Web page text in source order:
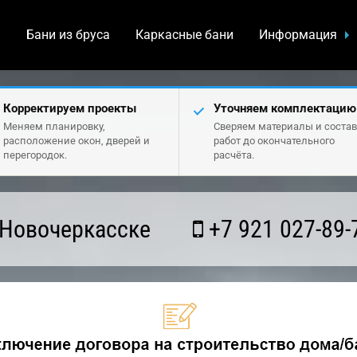
Бани из бруса Каркасные бани Информация
Корректируем проекты
Меняем планировку,
расположение окон, дверей и
перегородок.
Уточняем комплектацию
Сверяем материалы и состав
работ до окончательного
расчёта.
+7 921 027-89-